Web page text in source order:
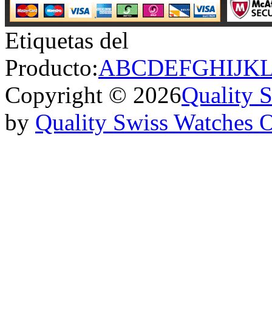
Etiquetas del
Producto:ABCDEFGHIJK
Copyright © 2026Quality
by Quality Swiss Watches